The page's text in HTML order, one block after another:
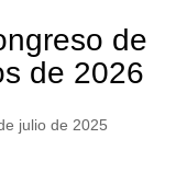
de
de 2026
julio de 2025